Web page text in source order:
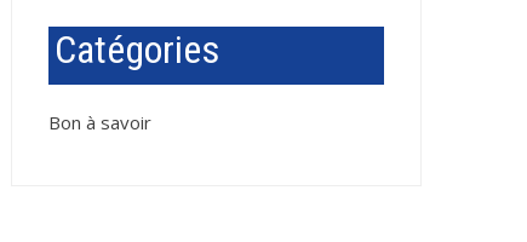
Catégories
Bon à savoir